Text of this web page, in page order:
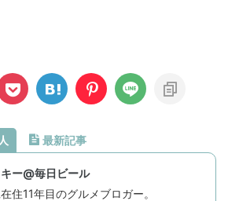
最新記事
ー@毎日ビール
住11年目のグルメブロガー。